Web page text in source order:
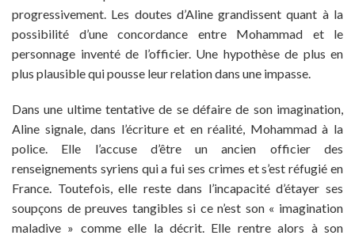
progressivement. Les doutes d’Aline grandissent quant à la
possibilité d’une concordance entre Mohammad et le
personnage inventé de l’officier. Une hypothèse de plus en
plus plausible qui pousse leur relation dans une impasse.
Dans une ultime tentative de se défaire de son imagination,
Aline signale, dans l’écriture et en réalité, Mohammad à la
police. Elle l’accuse d’être un ancien officier des
renseignements syriens qui a fui ses crimes et s’est réfugié en
France. Toutefois, elle reste dans l’incapacité d’étayer ses
soupçons de preuves tangibles si ce n’est son « imagination
maladive » comme elle la décrit. Elle rentre alors à son